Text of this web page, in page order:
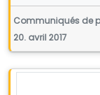
Communiqués de
20. avril 2017